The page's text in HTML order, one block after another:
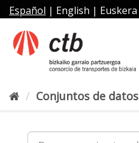
al
contenido
Español | English | Euskera
Conjuntos de datos